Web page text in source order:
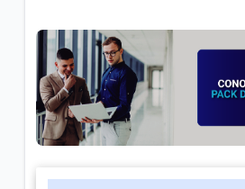
| Empresas
¿Cuál es el número de cuenta de
Empresas
Explicación del Detalle de